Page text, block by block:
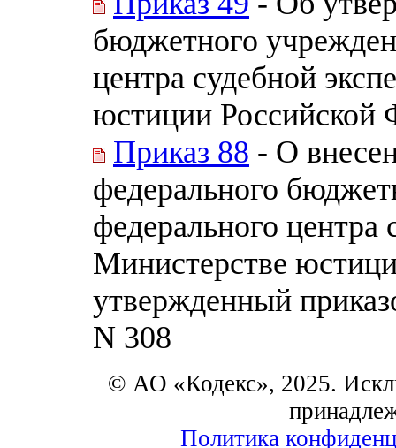
бюджетного
центра судебной
юстиции Российской
Приказ 88 - О
федерального
федерального центра
Министерстве
утвержденный
N 308
© АО «Кодекс», 2025.
Политика